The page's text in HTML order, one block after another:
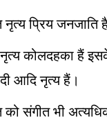
प्रिय जनजाति
कोलदहका हैं
आदि नृत्य हैं।
संगीत भी